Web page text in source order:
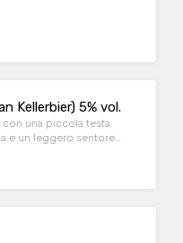
Kellerbier) 5% vol.
una piccola testa
e un leggero sentore